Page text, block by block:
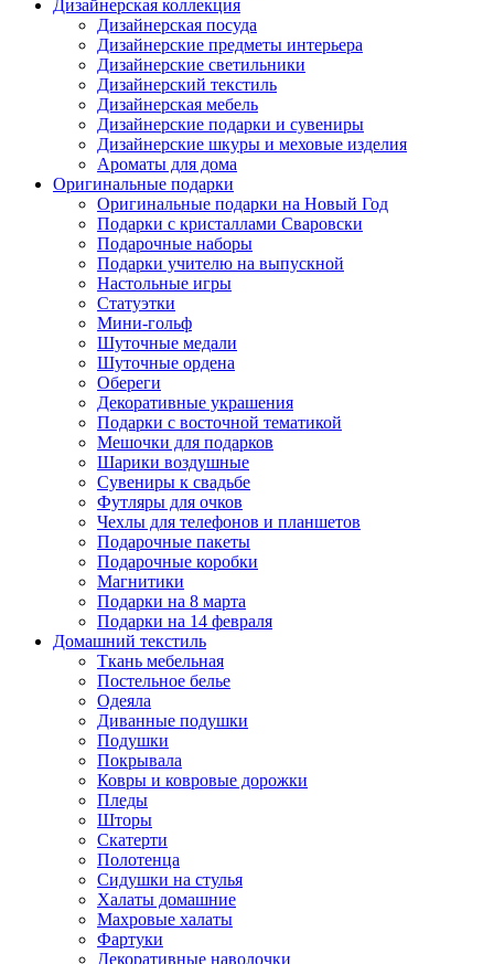
Дизайнерская коллекция
Дизайнерская посуда
Дизайнерские предметы интерьера
Дизайнерские светильники
Дизайнерский текстиль
Дизайнерская мебель
Дизайнерские подарки и сувениры
Дизайнерские шкуры и меховые изделия
Ароматы для дома
Оригинальные подарки
Оригинальные подарки на Новый Год
Подарки с кристаллами Сваровски
Подарочные наборы
Подарки учителю на выпускной
Настольные игры
Статуэтки
Мини-гольф
Шуточные медали
Шуточные ордена
Обереги
Декоративные украшения
Подарки с восточной тематикой
Мешочки для подарков
Шарики воздушные
Сувениры к свадьбе
Футляры для очков
Чехлы для телефонов и планшетов
Подарочные пакеты
Подарочные коробки
Магнитики
Подарки на 8 марта
Подарки на 14 февраля
Домашний текстиль
Ткань мебельная
Постельное белье
Одеяла
Диванные подушки
Подушки
Покрывала
Ковры и ковровые дорожки
Пледы
Шторы
Скатерти
Полотенца
Сидушки на стулья
Халаты домашние
Махровые халаты
Фартуки
Декоративные наволочки